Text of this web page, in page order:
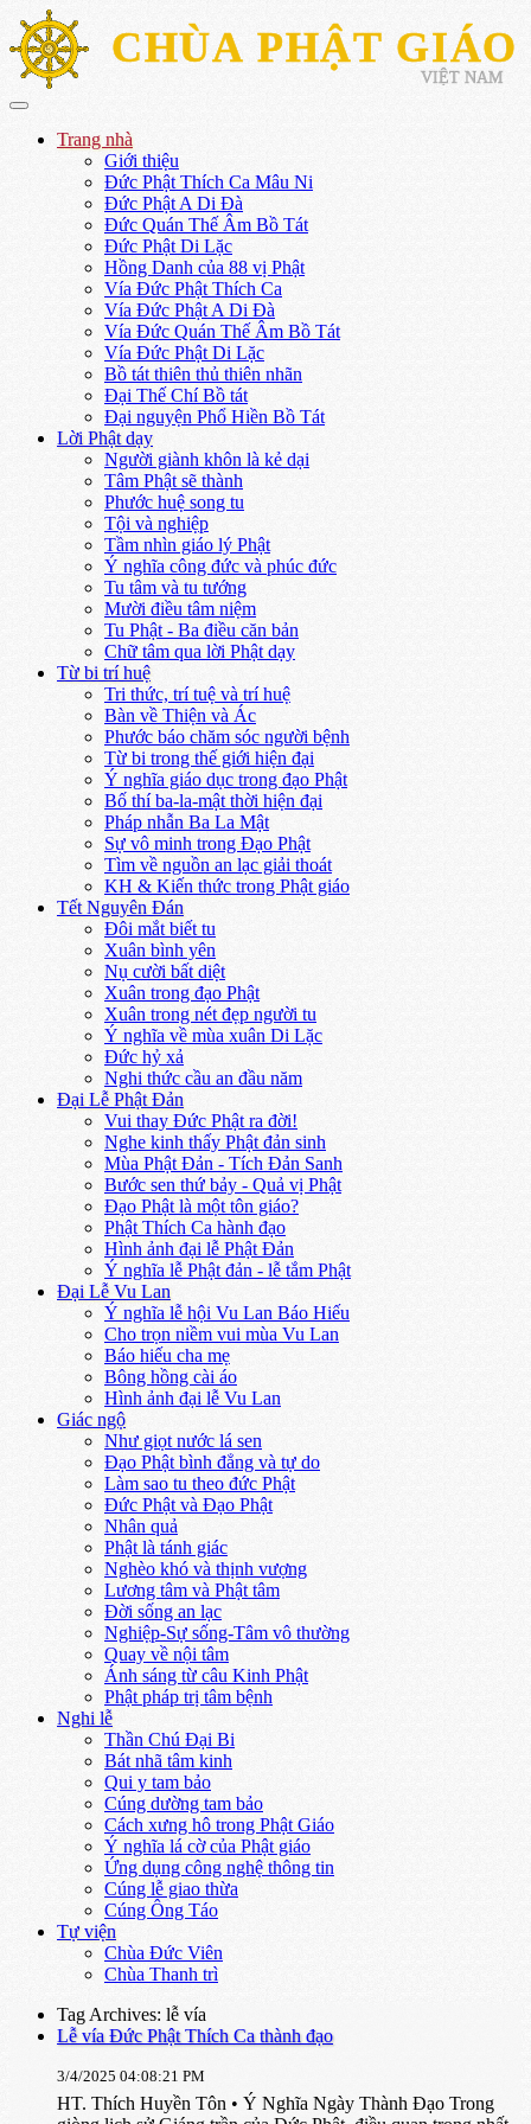
CHÙA PHẬT GIÁO
VIỆT NAM
Trang nhà
Giới thiệu
Đức Phật Thích Ca Mâu Ni
Đức Phật A Di Đà
Đức Quán Thế Âm Bồ Tát
Đức Phật Di Lặc
Hồng Danh của 88 vị Phật
Vía Đức Phật Thích Ca
Vía Đức Phật A Di Đà
Vía Đức Quán Thế Âm Bồ Tát
Vía Đức Phật Di Lặc
Bồ tát thiên thủ thiên nhãn
Đại Thế Chí Bồ tát
Đại nguyện Phổ Hiền Bồ Tát
Lời Phật dạy
Người giành khôn là kẻ dại
Tâm Phật sẽ thành
Phước huệ song tu
Tội và nghiệp
Tầm nhìn giáo lý Phật
Ý nghĩa công đức và phúc đức
Tu tâm và tu tướng
Mười điều tâm niệm
Tu Phật - Ba điều căn bản
Chữ tâm qua lời Phật dạy
Từ bi trí huệ
Tri thức, trí tuệ và trí huệ
Bàn về Thiện và Ác
Phước báo chăm sóc người bệnh
Từ bi trong thế giới hiện đại
Ý nghĩa giáo dục trong đạo Phật
Bố thí ba-la-mật thời hiện đại
Pháp nhẫn Ba La Mật
Sự vô minh trong Đạo Phật
Tìm về nguồn an lạc giải thoát
KH & Kiến thức trong Phật giáo
Tết Nguyên Đán
Đôi mắt biết tu
Xuân bình yên
Nụ cười bất diệt
Xuân trong đạo Phật
Xuân trong nét đẹp người tu
Ý nghĩa về mùa xuân Di Lặc
Đức hỷ xả
Nghi thức cầu an đầu năm
Đại Lễ Phật Đản
Vui thay Đức Phật ra đời!
Nghe kinh thấy Phật đản sinh
Mùa Phật Đản - Tích Đản Sanh
Bước sen thứ bảy - Quả vị Phật
Đạo Phật là một tôn giáo?
Phật Thích Ca hành đạo
Hình ảnh đại lễ Phật Đản
Ý nghĩa lễ Phật đản - lễ tắm Phật
Đại Lễ Vu Lan
Ý nghĩa lễ hội Vu Lan Báo Hiếu
Cho trọn niềm vui mùa Vu Lan
Báo hiếu cha mẹ
Bông hồng cài áo
Hình ảnh đại lễ Vu Lan
Giác ngộ
Như giọt nước lá sen
Đạo Phật bình đẳng và tự do
Làm sao tu theo đức Phật
Đức Phật và Đạo Phật
Nhân quả
Phật là tánh giác
Nghèo khó và thịnh vượng
Lương tâm và Phật tâm
Đời sống an lạc
Nghiệp-Sự sống-Tâm vô thường
Quay về nội tâm
Ánh sáng từ câu Kinh Phật
Phật pháp trị tâm bệnh
Nghi lễ
Thần Chú Đại Bi
Bát nhã tâm kinh
Qui y tam bảo
Cúng dường tam bảo
Cách xưng hô trong Phật Giáo
Ý nghĩa lá cờ của Phật giáo
Ứng dụng công nghệ thông tin
Cúng lễ giao thừa
Cúng Ông Táo
Tự viện
Chùa Đức Viên
Chùa Thanh trì
Tag Archives: lễ vía
Lễ vía Đức Phật Thích Ca thành đạo
3/4/2025 04:08:21 PM
HT. Thích Huyền Tôn • Ý Nghĩa Ngày Thành Đạo Trong